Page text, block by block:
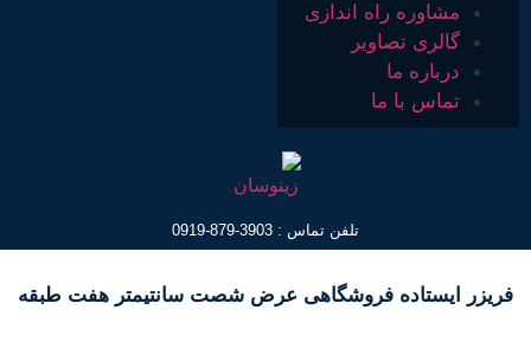
مشاوره راه اندازی
گالری تصاویر
درباره ما
تماس با ما
تلفن تماس : 3903-879-0919
فریزر ایستاده فروشگاهی عرض شصت سانتیمتر هفت طبقه